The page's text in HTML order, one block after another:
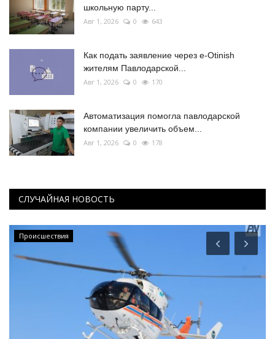
школьную парту...
Авг 1, 2026 0 643
Как подать заявление через e-Otinish
жителям Павлодарской...
Авг 1, 2026 0 170
Автоматизация помогла павлодарской
компании увеличить объем...
Авг 1, 2026 0 178
СЛУЧАЙНАЯ НОВОСТЬ
Происшествия